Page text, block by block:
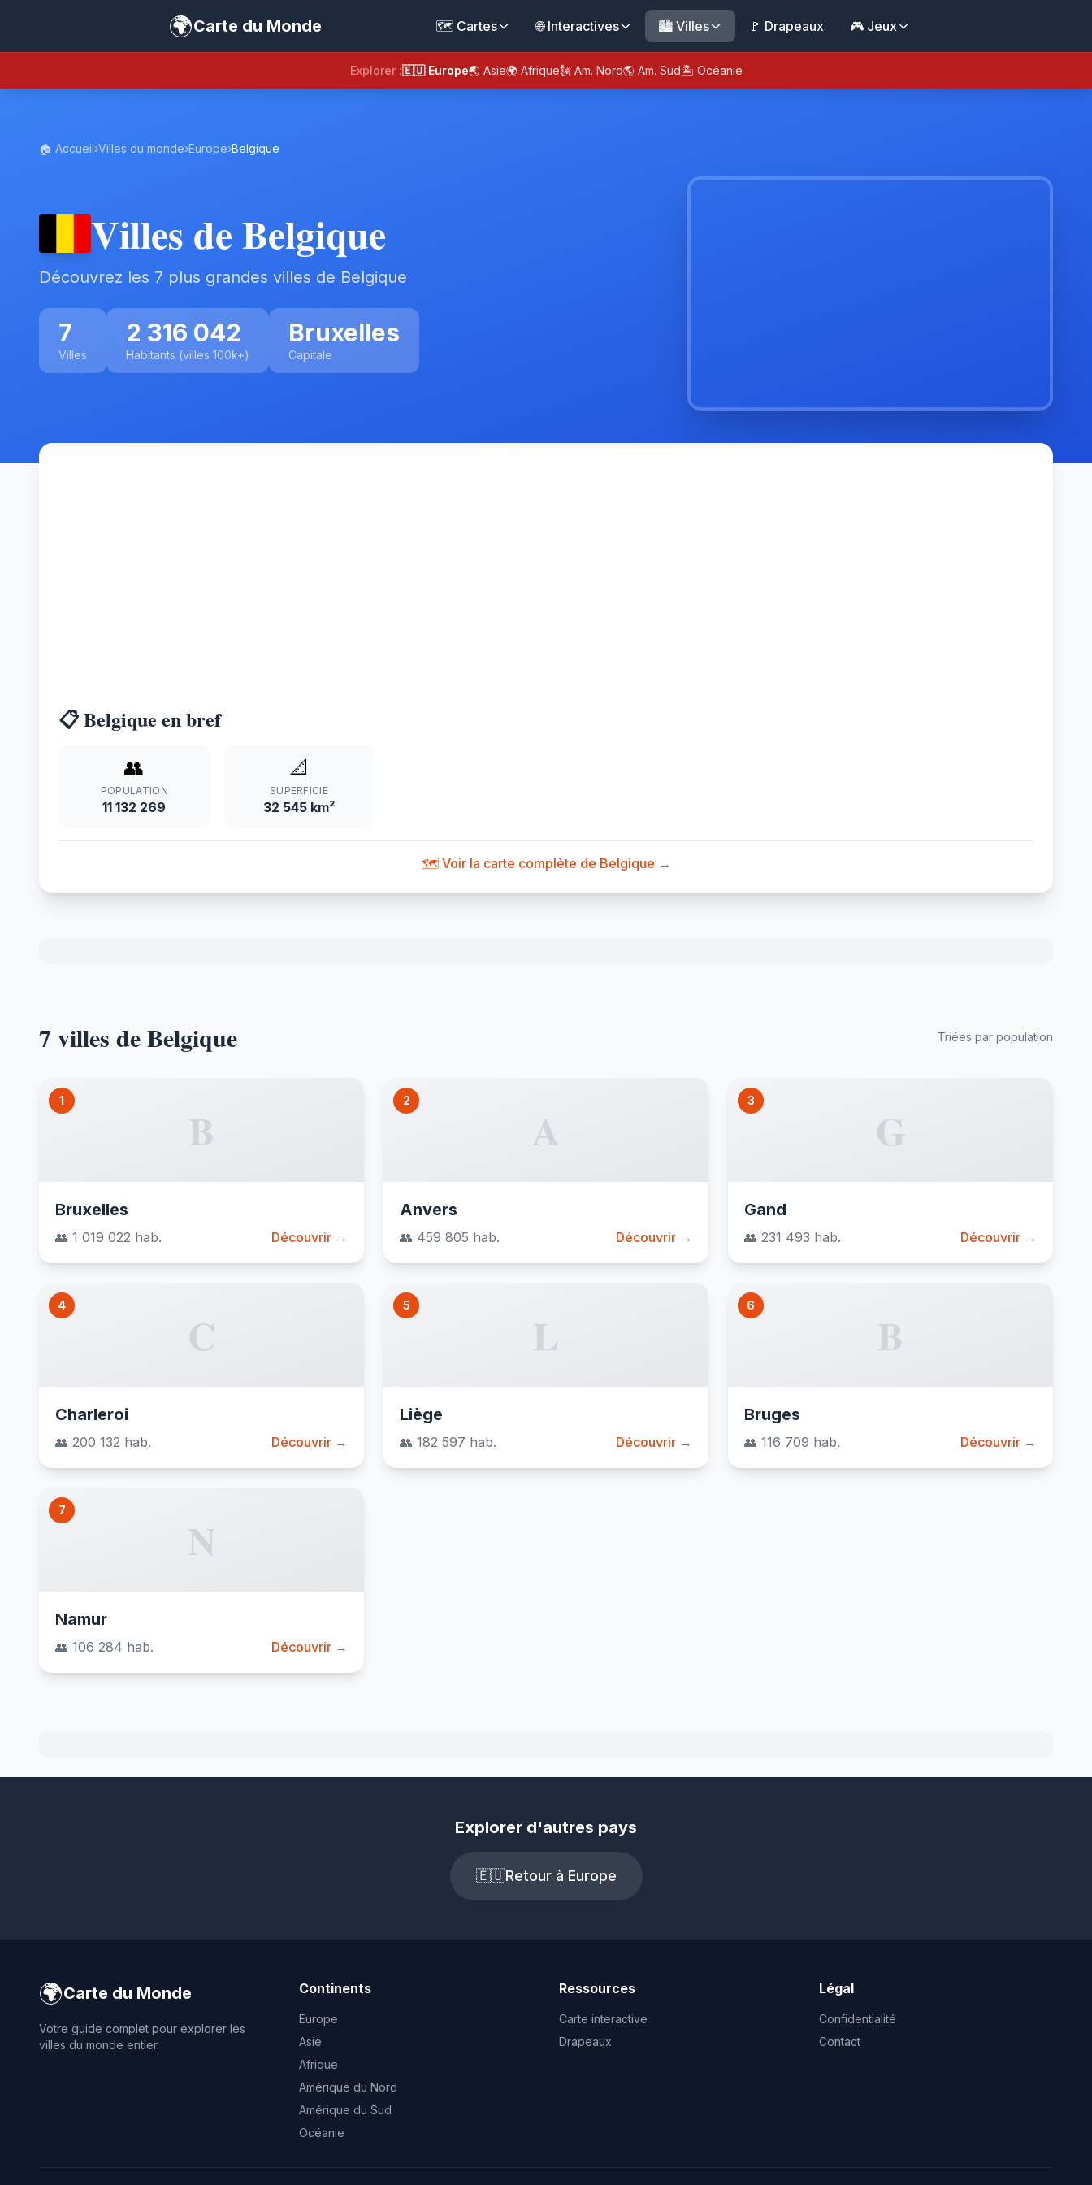
🌍Carte du Monde 🗺️ Cartes 🌐 Interactives 🏙️ Villes 🚩 Drapeaux 🎮 Jeux
Explorer :🇪🇺 Europe🌏 Asie🌍 Afrique🗽 Am. Nord🌎 Am. Sud🏝️ Océanie
🏠 Accueil›Villes du monde›Europe›Belgique
Villes de Belgique
Découvrez les 7 plus grandes villes de Belgique
7
Villes
2 316 042
Habitants (villes 100k+)
Bruxelles
Capitale
📋 Belgique en bref
👥
POPULATION
11 132 269
📐
SUPERFICIE
32 545 km²
🗺️ Voir la carte complète de Belgique →
7 villes de Belgique Triées par population
1
B
Bruxelles
👥 1 019 022 hab. Découvrir →
2
A
Anvers
👥 459 805 hab. Découvrir →
3
G
Gand
👥 231 493 hab. Découvrir →
4
C
Charleroi
👥 200 132 hab. Découvrir →
5
L
Liège
👥 182 597 hab. Découvrir →
6
B
Bruges
👥 116 709 hab. Découvrir →
7
N
Namur
👥 106 284 hab. Découvrir →
Explorer d'autres pays
🇪🇺Retour à Europe
🌍Carte du Monde
Votre guide complet pour explorer les
villes du monde entier.
Continents
Europe
Asie
Afrique
Amérique du Nord
Amérique du Sud
Océanie
Ressources
Carte interactive
Drapeaux
Légal
Confidentialité
Contact